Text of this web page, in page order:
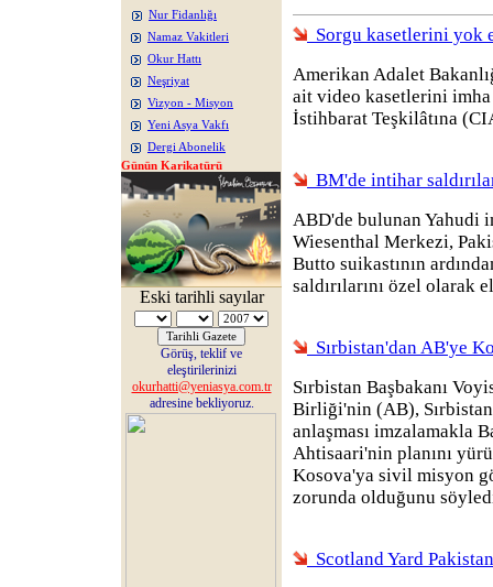
Nur Fidanlığı
Namaz Vakitleri
Okur Hattı
Neşriyat
Vizyon - Misyon
Yeni Asya Vakfı
Dergi Abonelik
Günün Karikatürü
Eski tarihli sayılar
Görüş, teklif ve
eleştirilerinizi
okurhatti@yeniasya.com.tr
adresine bekliyoruz.
Sorgu kasetlerini yok
Amerikan Adalet
ait video kasetlerini
İstihbarat Teşkilâtına
BM'de intihar
ABD'de bulunan Yahudi
Wiesenthal Merkezi,
Butto suikastının
saldırılarını özel olarak
Sırbistan'dan AB'ye
Sırbistan Başbakanı
Birliği'nin (AB),
anlaşması imzalamakla
Ahtisaari'nin planını
Kosova'ya sivil misyon
zorunda olduğunu
Scotland Yard